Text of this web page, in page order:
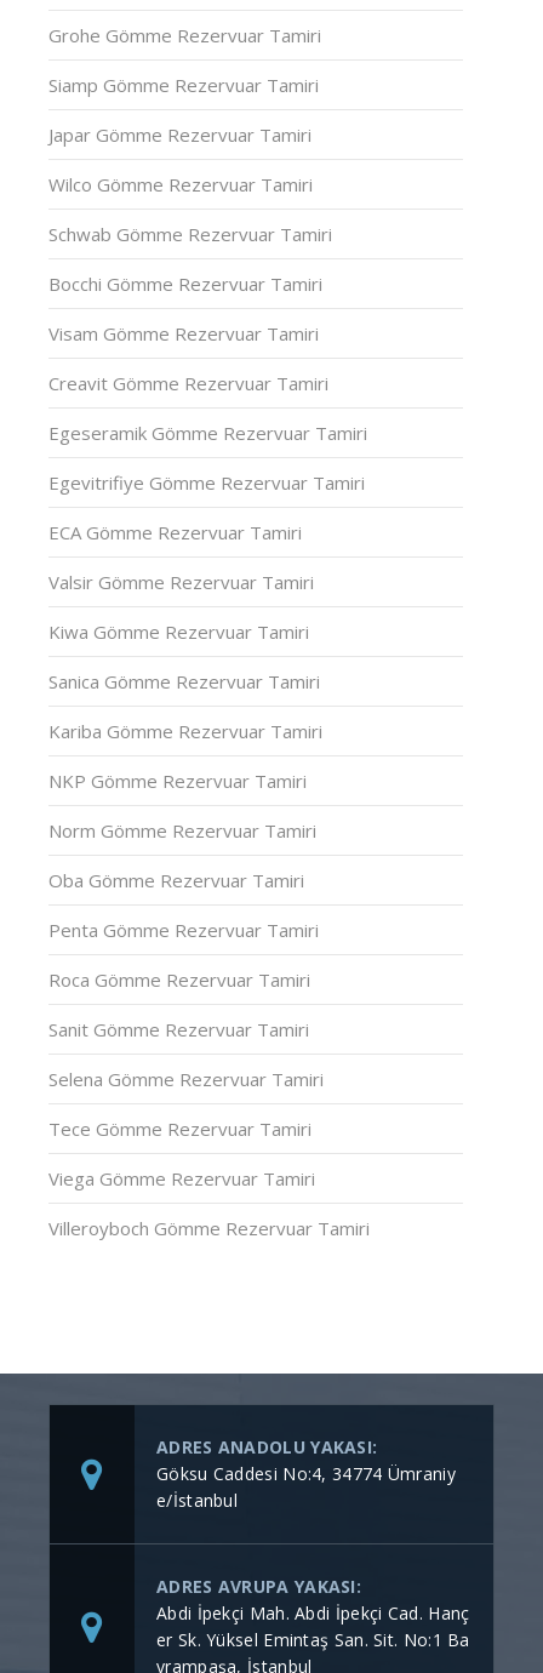
Grohe Gömme Rezervuar Tamiri
Siamp Gömme Rezervuar Tamiri
Japar Gömme Rezervuar Tamiri
Wilco Gömme Rezervuar Tamiri
Schwab Gömme Rezervuar Tamiri
Bocchi Gömme Rezervuar Tamiri
Visam Gömme Rezervuar Tamiri
Creavit Gömme Rezervuar Tamiri
Egeseramik Gömme Rezervuar Tamiri
Egevitrifiye Gömme Rezervuar Tamiri
ECA Gömme Rezervuar Tamiri
Valsir Gömme Rezervuar Tamiri
Kiwa Gömme Rezervuar Tamiri
Sanica Gömme Rezervuar Tamiri
Kariba Gömme Rezervuar Tamiri
NKP Gömme Rezervuar Tamiri
Norm Gömme Rezervuar Tamiri
Oba Gömme Rezervuar Tamiri
Penta Gömme Rezervuar Tamiri
Roca Gömme Rezervuar Tamiri
Sanit Gömme Rezervuar Tamiri
Selena Gömme Rezervuar Tamiri
Tece Gömme Rezervuar Tamiri
Viega Gömme Rezervuar Tamiri
Villeroyboch Gömme Rezervuar Tamiri
ADRES ANADOLU YAKASI:
Göksu Caddesi No:4, 34774 Ümraniy
e/İstanbul
ADRES AVRUPA YAKASI:
Abdi İpekçi Mah. Abdi İpekçi Cad. Hanç
er Sk. Yüksel Emintaş San. Sit. No:1 Ba
yrampaşa, İstanbul